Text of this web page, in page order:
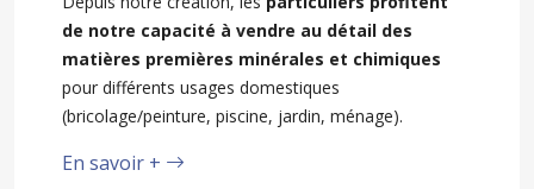
de notre capacité à vendre au détail des
matières premières minérales et chimiques
pour différents usages domestiques
(bricolage/peinture, piscine, jardin, ménage).
En savoir +